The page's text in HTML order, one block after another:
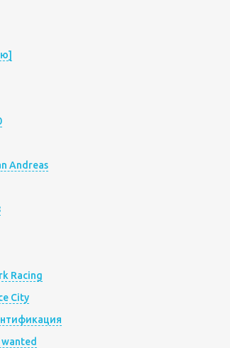
Andreas
Racing
City